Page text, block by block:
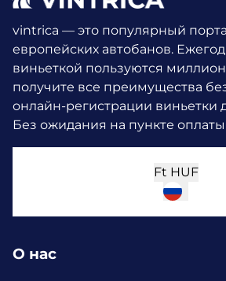
vintrica — это популярный
европейских автобанов.
виньеткой пользуются
получите все преимущества
онлайн-регистрации виньетки
Без ожидания на пункте
Ft HUF
О нас